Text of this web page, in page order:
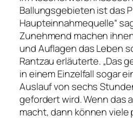
Ballungsgebieten ist das
Haupteinnahmequelle“
Zunehmend machen
und Auflagen das Leben
Rantzau erläuterte. „Das
in einem Einzelfall sogar
Auslauf von sechs
gefordert wird. Wenn das
macht, dann können